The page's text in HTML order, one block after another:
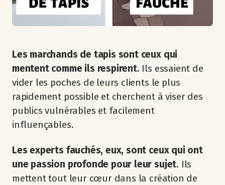
Les marchands de tapis sont ceux qui
mentent comme ils respirent. Ils essaient de
vider les poches de leurs clients le plus
rapidement possible et cherchent à viser des
publics vulnérables et facilement
influençables.
Les experts fauchés, eux, sont ceux qui ont
une passion profonde pour leur sujet. Ils
mettent tout leur cœur dans la création de